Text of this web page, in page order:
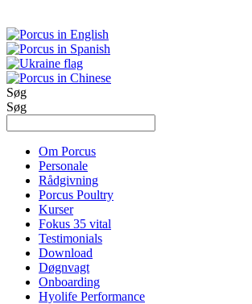
Søg
Søg
Om Porcus
Personale
Rådgivning
Porcus Poultry
Kurser
Fokus 35 vital
Testimonials
Download
Døgnvagt
Onboarding
Hyolife Performance